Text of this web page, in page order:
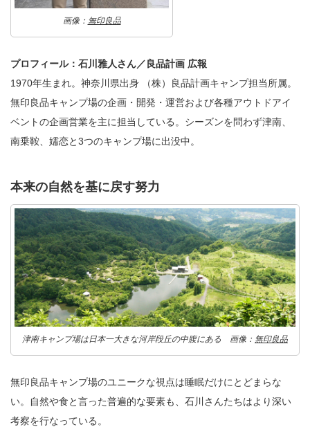
画像： 無印良品
プロフィール：石川雅人さん／良品計画 広報
1970年生まれ。神奈川県出身 （株）良品計画キャンプ担当所属。
無印良品キャンプ場の企画・開発・運営および各種アウトドアイ
ベントの企画営業を主に担当している。シーズンを問わず津南、
南乗鞍、嬬恋と3つのキャンプ場に出没中。
本来の自然を基に戻す努力
津南キャンプ場は日本一大きな河岸段丘の中腹にある 画像： 無印良品
無印良品キャンプ場のユニークな視点は睡眠だけにとどまらな
い。自然や食と言った普遍的な要素も、石川さんたちはより深い
考察を行なっている。